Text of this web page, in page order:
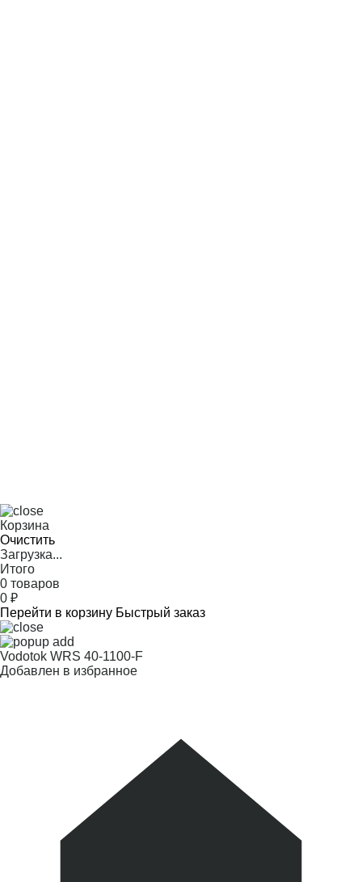
Корзина
Очистить
Загрузка...
Итого
0 товаров
0 ₽
Перейти в корзину Быстрый заказ
Vodotok WRS 40-1100-F
Добавлен в избранное